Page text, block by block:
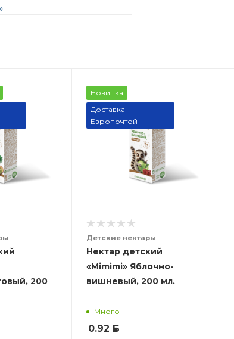
200
Новинка
Доставка
Европочтой
Детские нектары
Нектар детский
«Mimimi» Яблочно-
вишневый, 200 мл.
Много
0.92 Б